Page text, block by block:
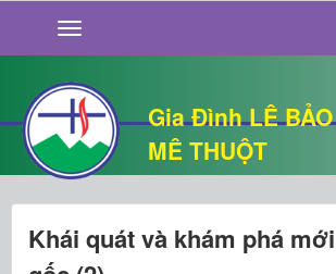
Gia Đình LÊ
MÊ THUỘT
GIỚI THIỆU
TIN TỨC
SỐNG ĐẠO
CHUYỆN NHÀ
QUÁN VĂN
THƯ GIÃN
Khái quát và khám phá